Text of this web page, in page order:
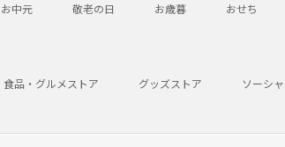
お中元 敬老の日 お歳暮 おせち
食品・グルメストア グッズストア ソーシ